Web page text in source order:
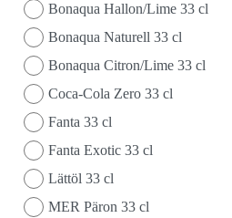
Bonaqua Hallon/Lime 33 cl
Bonaqua Naturell 33 cl
Bonaqua Citron/Lime 33 cl
Coca-Cola Zero 33 cl
Fanta 33 cl
Fanta Exotic 33 cl
Lättöl 33 cl
MER Päron 33 cl